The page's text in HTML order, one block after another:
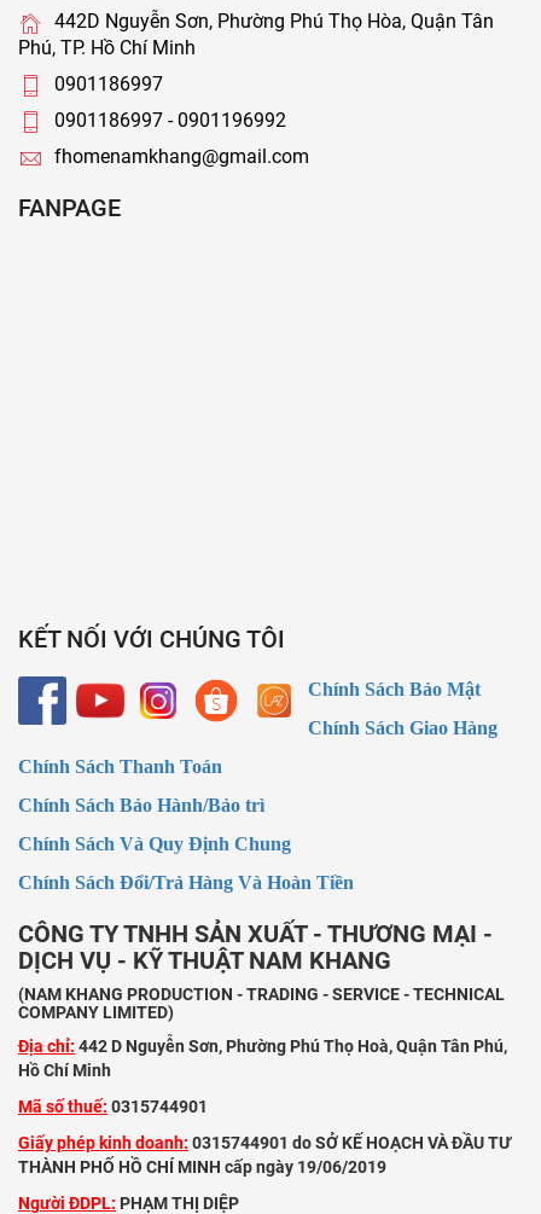
442D Nguyễn Sơn, Phường Phú Thọ Hòa, Quận Tân
Phú, TP. Hồ Chí Minh
0901186997
0901186997 - 0901196992
fhomenamkhang@gmail.com
FANPAGE
KẾT NỐI VỚI CHÚNG TÔI
Chính Sách Bảo Mật
Chính Sách Giao Hàng
Chính Sách Thanh Toán
Chính Sách Bảo Hành/Bảo trì
Chính Sách Và Quy Định Chung
Chính Sách Đổi/Trả Hàng Và Hoàn Tiền
CÔNG TY TNHH SẢN XUẤT - THƯƠNG MẠI -
DỊCH VỤ - KỸ THUẬT NAM KHANG
(NAM KHANG PRODUCTION - TRADING - SERVICE - TECHNICAL
COMPANY LIMITED)
Địa chỉ: 442 D Nguyễn Sơn, Phường Phú Thọ Hoà, Quận Tân Phú,
Hồ Chí Minh
Mã số thuế: 0315744901
Giấy phép kinh doanh: 0315744901 do SỞ KẾ HOẠCH VÀ ĐẦU TƯ
THÀNH PHỐ HỒ CHÍ MINH cấp ngày 19/06/2019
Người ĐDPL: PHẠM THỊ DIỆP